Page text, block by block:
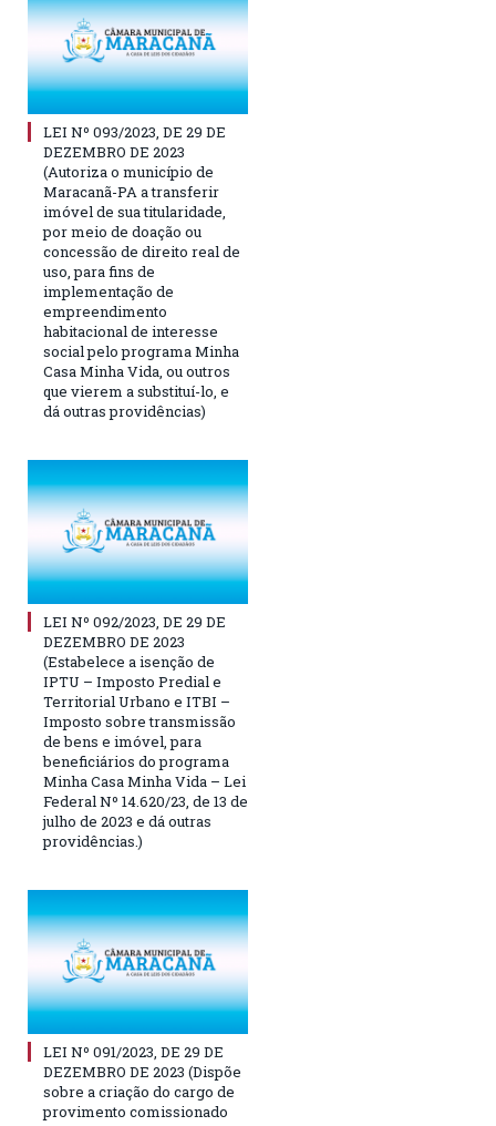
LEI Nº 093/2023, DE 29 DE
DEZEMBRO DE 2023
(Autoriza o município de
Maracanã-PA a transferir
imóvel de sua titularidade,
por meio de doação ou
concessão de direito real de
uso, para fins de
implementação de
empreendimento
habitacional de interesse
social pelo programa Minha
Casa Minha Vida, ou outros
que vierem a substituí-lo, e
dá outras providências)
LEI Nº 092/2023, DE 29 DE
DEZEMBRO DE 2023
(Estabelece a isenção de
IPTU – Imposto Predial e
Territorial Urbano e ITBI –
Imposto sobre transmissão
de bens e imóvel, para
beneficiários do programa
Minha Casa Minha Vida – Lei
Federal Nº 14.620/23, de 13 de
julho de 2023 e dá outras
providências.)
LEI Nº 091/2023, DE 29 DE
DEZEMBRO DE 2023 (Dispõe
sobre a criação do cargo de
provimento comissionado